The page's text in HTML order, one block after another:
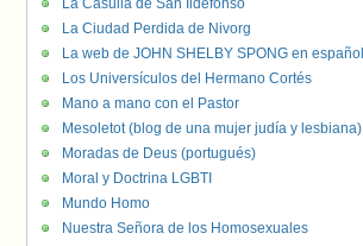
La Casulla de San Ildefonso
La Ciudad Perdida de Nivorg
La web de JOHN SHELBY SPONG en español
Los Universículos del Hermano Cortés
Mano a mano con el Pastor
Mesoletot (blog de una mujer judía y lesbiana)
Moradas de Deus (portugués)
Moral y Doctrina LGBTI
Mundo Homo
Nuestra Señora de los Homosexuales